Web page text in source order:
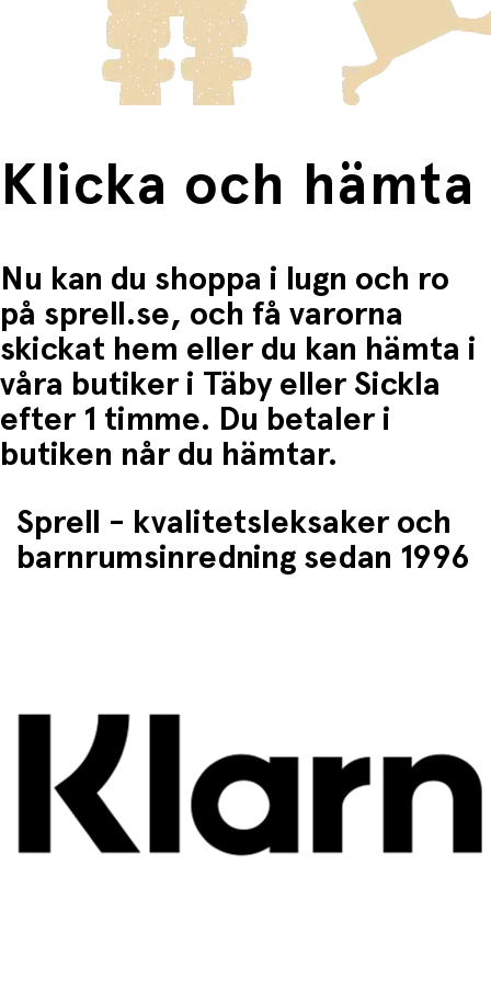
när den inte används.
Specifikationer:
Maxvikt: 100 kg
Styrets höjd: 60–88 cm
frakten för dessa varor visas i kassan.
Fri frakt när du handlar för mer än 1500:-
Klicka och hämta
Nu kan du shoppa i lugn och ro
på sprell.se, och få varorna
skickat hem eller du kan hämta i
våra butiker i Täby eller Sickla
efter 1 timme. Du betaler i
butiken når du hämtar.
Sprell - kvalitetsleksaker och
barnrumsinredning sedan 1996